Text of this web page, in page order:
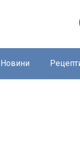
Новини